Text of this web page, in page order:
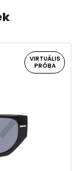
VIRTUÁLIS
PRÓBA